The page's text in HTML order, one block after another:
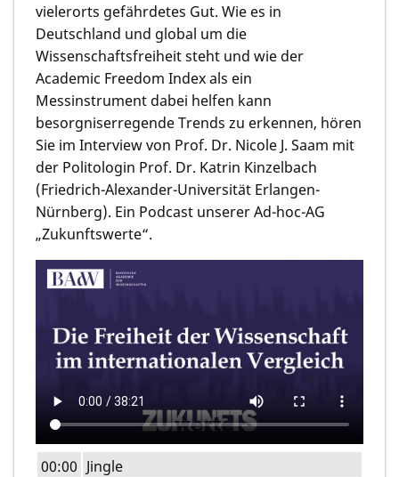
vielerorts gefährdetes Gut. Wie es in
Deutschland und global um die
Wissenschaftsfreiheit steht und wie der
Academic Freedom Index als ein
Messinstrument dabei helfen kann
besorgniserregende Trends zu erkennen, hören
Sie im Interview von Prof. Dr. Nicole J. Saam mit
der Politologin Prof. Dr. Katrin Kinzelbach
(Friedrich-Alexander-Universität Erlangen-
Nürnberg). Ein Podcast unserer Ad-hoc-AG
„Zukunftswerte“.
00:00 Jingle